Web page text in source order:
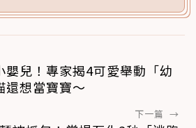
嬰兒！專家揭4可愛舉動「幼
還想當寶寶～
下一篇 →